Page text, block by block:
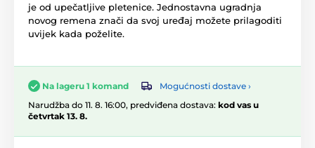
je od upečatljive pletenice. Jednostavna ugradnja
novog remena znači da svoj uređaj možete prilagoditi
uvijek kada poželite.
Na lageru 1 komand
Mogućnosti dostave ›
Narudžba do 11. 8. 16:00, predviđena dostava: kod vas u
četvrtak 13. 8.